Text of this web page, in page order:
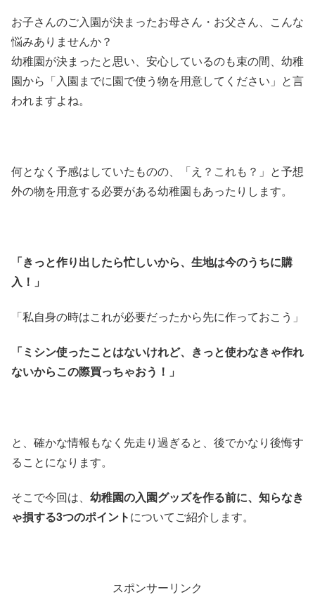
お子さんのご入園が決まったお母さん・お父さん、こんな
悩みありませんか？
幼稚園が決まったと思い、安心しているのも束の間、幼稚
園から「入園までに園で使う物を用意してください」と言
われますよね。
何となく予感はしていたものの、「え？これも？」と予想
外の物を用意する必要がある幼稚園もあったりします。
「きっと作り出したら忙しいから、生地は今のうちに購
入！」
「私自身の時はこれが必要だったから先に作っておこう」
「ミシン使ったことはないけれど、きっと使わなきゃ作れ
ないからこの際買っちゃおう！」
と、確かな情報もなく先走り過ぎると、後でかなり後悔す
ることになります。
そこで今回は、 幼稚園の入園グッズを作る前に、知らなき
ゃ損する3つのポイントについてご紹介します。
スポンサーリンク